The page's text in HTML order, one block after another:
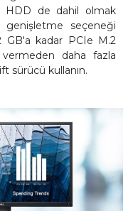
HDD de dahil olmak
genişletme seçeneği
GB'a kadar PCIe M.2
daha fazla
sürücü kullanın.